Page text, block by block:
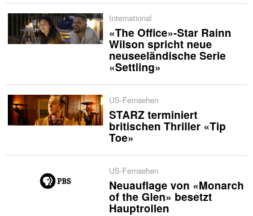
International
«The Office»-Star Rainn
Wilson spricht neue
neuseeländische Serie
«Settling»
US-Fernsehen
STARZ terminiert
britischen Thriller «Tip
Toe»
US-Fernsehen
Neuauflage von «Monarch
of the Glen» besetzt
Hauptrollen